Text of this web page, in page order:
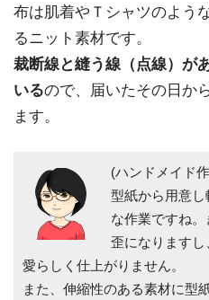
布は肌着やＴシャツのよう
るニット素材です。
裁断線と縫う線（点線）が
いるので、届いたその日か
ます。
(ハンドメイド
型紙から用意
な作業ですね
歪になります
愛らしく仕上がりません。
また、伸縮性のある素材に型